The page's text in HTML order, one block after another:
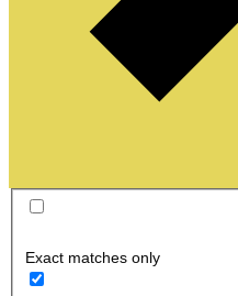
Exact matches only